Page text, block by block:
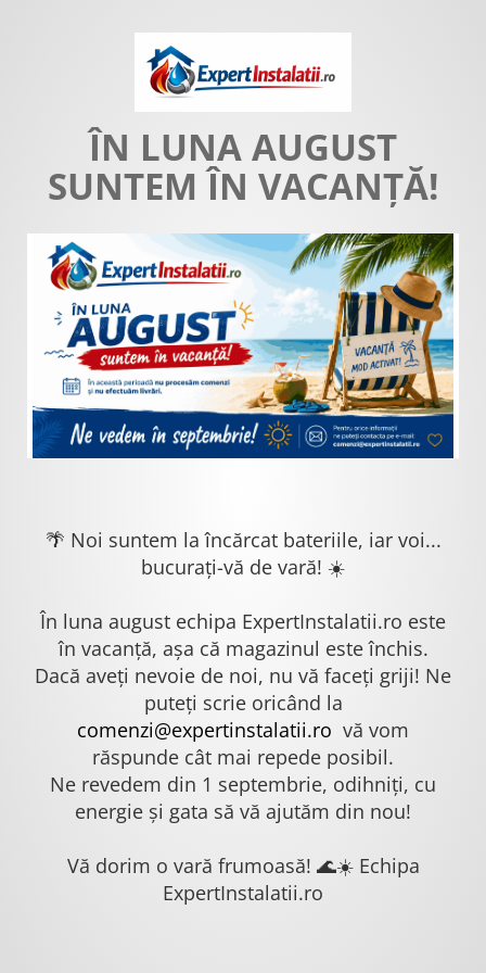
ÎN LUNA AUGUST
SUNTEM ÎN VACANȚĂ!
🌴 Noi suntem la încărcat bateriile, iar voi...
bucurați-vă de vară! ☀️
În luna august echipa ExpertInstalatii.ro este
în vacanță, așa că magazinul este închis.
Dacă aveți nevoie de noi, nu vă faceți griji! Ne
puteți scrie oricând la
comenzi@expertinstalatii.ro vă vom
răspunde cât mai repede posibil.
Ne revedem din 1 septembrie, odihniți, cu
energie și gata să vă ajutăm din nou!
Vă dorim o vară frumoasă! 🌊☀️ Echipa
ExpertInstalatii.ro